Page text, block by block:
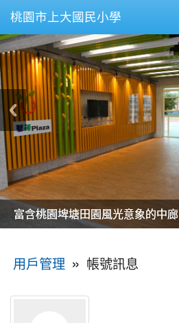
桃園市上大國民小學
美麗的操場是我們活力的來源
美麗的操場是我們活力的來源
煥然一新的小司令台
煥然一新的小司令台
富含桃園埤塘田園風光意象的中廊
富含桃園埤塘田園風光意象的中廊
嶄新的中庭廣場
嶄新的中庭廣場
水生池生生不息
水生池生生不息
用戶管理 » 帳號訊息